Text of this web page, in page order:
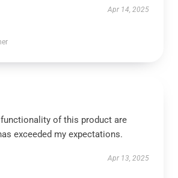
Apr 14, 2025
of this product are
exceeded my expectations.
Apr 13, 2025